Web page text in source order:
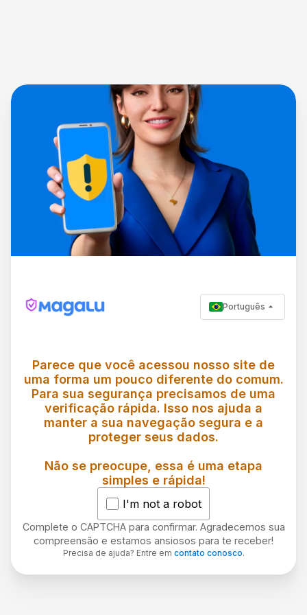
Português
Parece que você acessou nosso site de
uma forma um pouco diferente do comum.
Para sua segurança precisamos de uma
verificação rápida. Isso nos ajuda a
manter a sua navegação segura e a
proteger seus dados.
Não se preocupe, essa é uma etapa
simples e rápida!
I'm not a robot
Complete o CAPTCHA para confirmar. Agradecemos sua
compreensão e estamos ansiosos para te receber!
Precisa de ajuda? Entre em contato conosco.